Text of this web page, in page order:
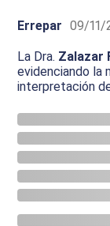
Errepar 09/11/
La Dra. Zalazar
evidenciando la
interpretación